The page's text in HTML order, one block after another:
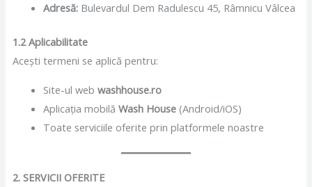
Adresă:Bulevardul Dem Radulescu 45, Râmnicu Vâlcea
1.2 Aplicabilitate
Acești termeni se aplică pentru:
Site-ul web washhouse.ro
Aplicația mobilă Wash House(Android/iOS)
Toate serviciile oferite prin platformele noastre
2. SERVICII OFERITE